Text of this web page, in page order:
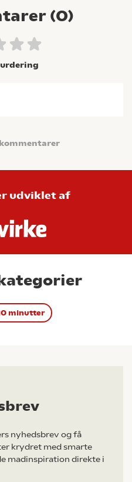
(0)
udviklet af
minutter
nyhedsbrev og få
krydret med smarte
madinspiration direkte i